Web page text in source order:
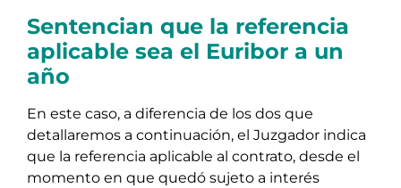
Sentencian que la referencia
aplicable sea el Euribor a un
año
En este caso, a diferencia de los dos que
detallaremos a continuación, el Juzgador indica
que la referencia aplicable al contrato, desde el
momento en que quedó sujeto a interés